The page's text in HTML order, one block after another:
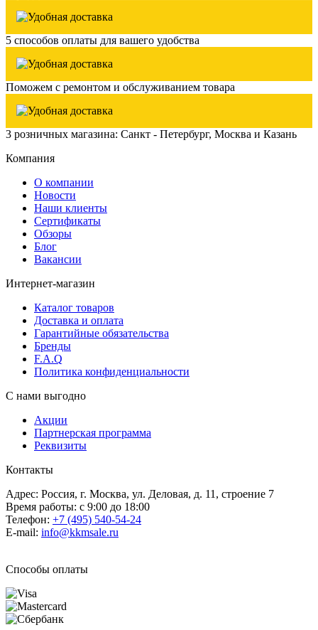
5 способов оплаты для вашего удобства
Поможем с ремонтом и обслуживанием товара
3 розничных магазина: Санкт - Петербург, Москва и Казань
Компания
О компании
Новости
Наши клиенты
Сертификаты
Обзоры
Блог
Вакансии
Интернет-магазин
Каталог товаров
Доставка и оплата
Гарантийные обязательства
Бренды
F.A.Q
Политика конфиденциальности
С нами выгодно
Акции
Партнерская программа
Реквизиты
Контакты
Адрес: Россия, г. Москва, ул. Деловая, д. 11, строение 7
Время работы: с 9:00 до 18:00
Телефон: +7 (495) 540-54-24
E-mail: info@kkmsale.ru
Способы оплаты